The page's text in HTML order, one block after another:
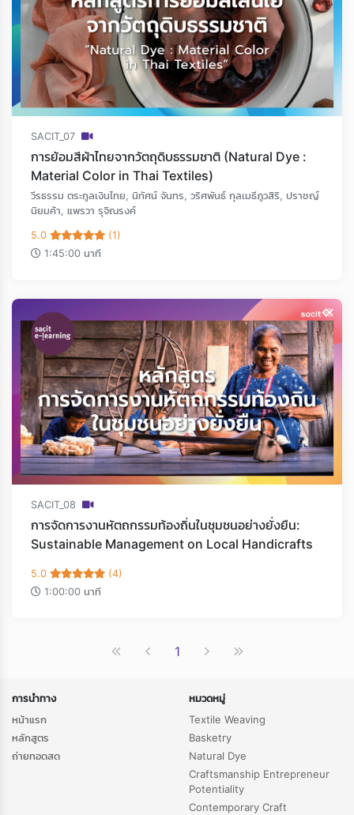
SACIT_07
การย้อมสีผ้าไทยจากวัตถุดิบธรรมชาติ (Natural Dye :
Material Color in Thai Textiles)
วีรธรรม ตระกูลเงินไทย, นิทัศน์ จันทร, วริศพันธ์ กุลเมธีภูวสิริ, ปราชญ์
นิยมค้า, แพรวา รุจิณรงค์
5.0
(1)
1:45:00 นาที
SACIT_08
การจัดการงานหัตถกรรมท้องถิ่นในชุมชนอย่างยั่งยืน:
Sustainable Management on Local Handicrafts
5.0
(4)
1:00:00 นาที
1
การนำทาง
หน้าแรก
หลักสูตร
ถ่ายทอดสด
หมวดหมู่
Textile Weaving
Basketry
Natural Dye
Craftsmanship Entrepreneur
Potentiality
Contemporary Craft